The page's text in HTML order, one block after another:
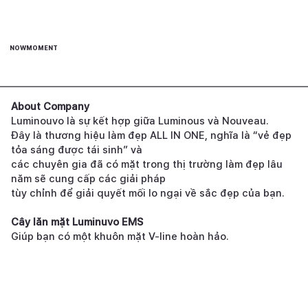
NOWMOMENT
About Company
Luminouvo là sự kết hợp giữa Luminous và Nouveau.
Đây là thương hiệu làm đẹp ALL IN ONE, nghĩa là “vẻ đẹp
tỏa sáng được tái sinh” và
các chuyên gia đã có mặt trong thị trường làm đẹp lâu
năm sẽ cung cấp các giải pháp
tùy chỉnh để giải quyết mối lo ngại về sắc đẹp của bạn.
Cây lăn mặt Luminuvo EMS
Giúp bạn có một khuôn mặt V-line hoàn hảo.